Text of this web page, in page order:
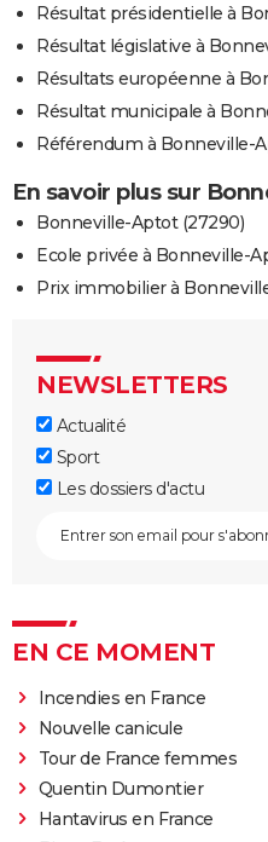
Résultat présidentielle à
Résultat législative à
Résultats européenne à
Résultat municipale à
Référendum à Bonneville-
En savoir plus sur
Bonneville-Aptot (27290)
Ecole privée à Bonneville-
Prix immobilier à
NEWSLETTERS
Actualité
Sport
Les dossiers d'actu
EN CE MOMENT
Incendies en France
Nouvelle canicule
Tour de France femmes
Quentin Dumontier
Hantavirus en France